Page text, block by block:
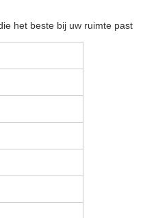
het beste bij uw ruimte past